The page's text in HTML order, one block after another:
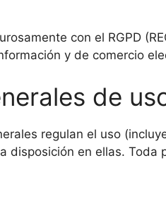
con el RGPD
y de comercio
de
regulan el uso
disposición en ellas.